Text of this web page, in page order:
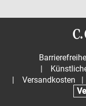
|
|
Versandkosten |